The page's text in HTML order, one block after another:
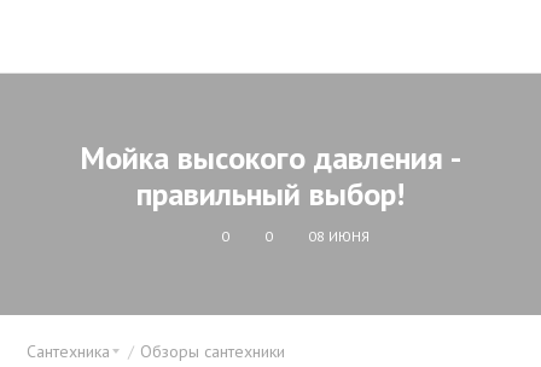
Мойка высокого давления -
правильный выбор!
0 0 08 ИЮНЯ
Сантехника Обзоры сантехники